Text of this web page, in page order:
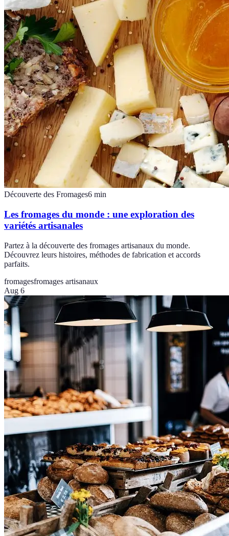
Découverte des Fromages6 min
Les fromages du monde : une exploration des
variétés artisanales
Partez à la découverte des fromages artisanaux du monde.
Découvrez leurs histoires, méthodes de fabrication et accords
parfaits.
fromagesfromages artisanaux
Aug 6